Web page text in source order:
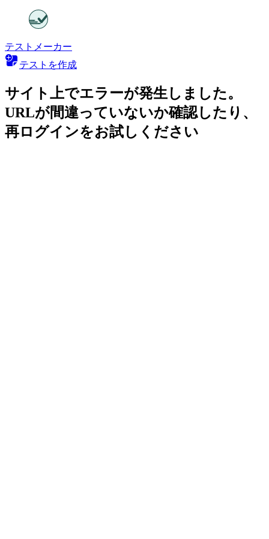
テストメーカー
テストを作成
サイト上でエラーが発生しました。
URLが間違っていないか確認したり、
再ログインをお試しください